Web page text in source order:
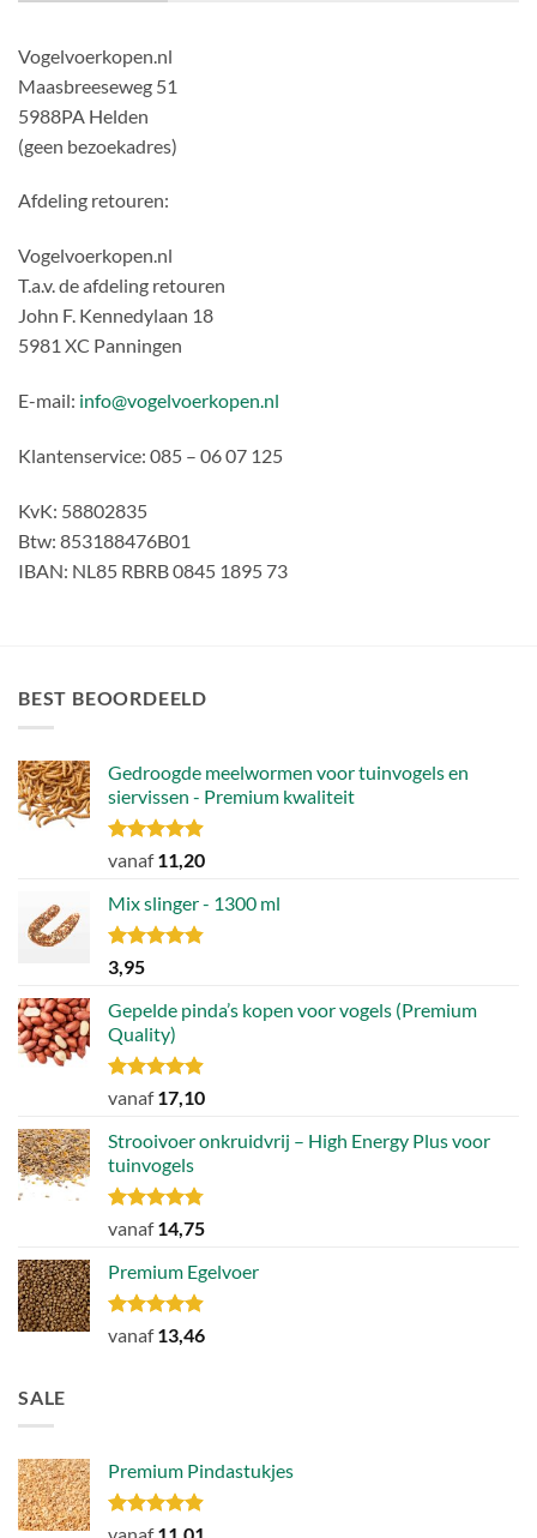
Vogelvoerkopen.nl
Maasbreeseweg 51
5988PA Helden
(geen bezoekadres)
Afdeling retouren:
Vogelvoerkopen.nl
T.a.v. de afdeling retouren
John F. Kennedylaan 18
5981 XC Panningen
E-mail: info@vogelvoerkopen.nl
Klantenservice: 085 – 06 07 125
KvK: 58802835
Btw: 853188476B01
IBAN: NL85 RBRB 0845 1895 73
BEST BEOORDEELD
Gedroogde meelwormen voor tuinvogels en
siervissen - Premium kwaliteit
Gewaardeerd
uit 5
vanaf11,20
Mix slinger - 1300 ml
Gewaardeerd
4.79
3,95
Gepelde pinda’s kopen voor vogels (Premium
Quality)
Gewaardeerd
uit 5
vanaf17,10
Strooivoer onkruidvrij – High Energy Plus voor
tuinvogels
Gewaardeerd
uit 5
vanaf14,75
Premium Egelvoer
Gewaardeerd
uit 5
vanaf13,46
SALE
Premium Pindastukjes
Gewaardeerd